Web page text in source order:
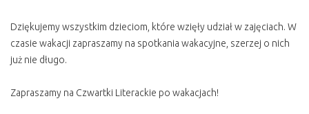
Dziękujemy wszystkim dzieciom, które wzięły udział w zajęciach. W
czasie wakacji zapraszamy na spotkania wakacyjne, szerzej o nich
już nie długo.
Zapraszamy na Czwartki Literackie po wakacjach!